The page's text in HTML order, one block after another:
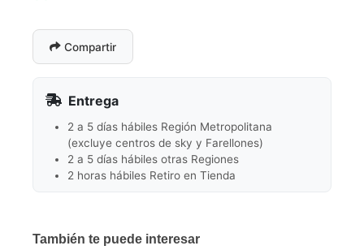
Compartir
Entrega
2 a 5 días hábiles Región Metropolitana
(excluye centros de sky y Farellones)
2 a 5 días hábiles otras Regiones
2 horas hábiles Retiro en Tienda
También te puede interesar